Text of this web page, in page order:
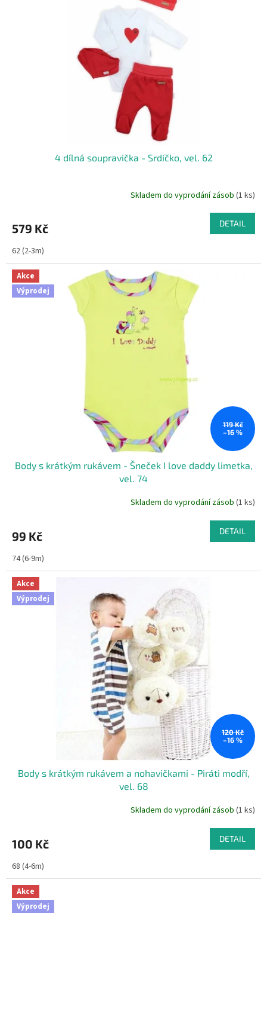
4 dílná soupravička - Srdíčko, vel. 62
Skladem do vyprodání zásob (1 ks)
579 Kč DETAIL
62 (2-3m)
Akce
Výprodej
119 Kč
–16 %
Body s krátkým rukávem - Šneček I love daddy limetka,
vel. 74
Skladem do vyprodání zásob (1 ks)
99 Kč DETAIL
74 (6-9m)
Akce
Výprodej
120 Kč
–16 %
Body s krátkým rukávem a nohavičkami - Piráti modří,
vel. 68
Skladem do vyprodání zásob (1 ks)
100 Kč DETAIL
68 (4-6m)
Akce
Výprodej